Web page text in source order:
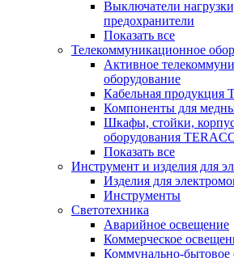
Выключатели
предохранители
Показать все
Телекоммуникационное
Активное
оборудование
Кабельная продукция
Компоненты для
Шкафы, стойки,
оборудования
Показать все
Инструмент и изделия для
Изделия для
Инструменты
Светотехника
Аварийное освещение
Коммерческое
Коммунально-бытовое